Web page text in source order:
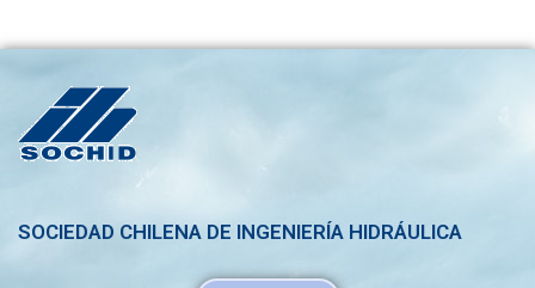
SOCIEDAD CHILENA DE INGENIERÍA HIDRÁULICA